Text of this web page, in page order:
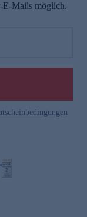
E-Mails möglich.